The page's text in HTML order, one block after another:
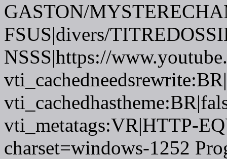
GASTON/
FSUS|divers/
NSSS|https://
vti_metatags:VR|HTTP-
charset=windows-1252